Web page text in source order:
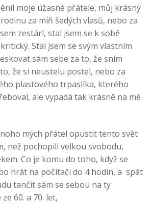
moje úžasné přátele, můj krásný
za míň šedých vlasů, nebo za
zestárl, stal jsem se k sobě
Stal jsem se svým vlastním
sám sebe za to, že sním
že si neustelu postel, nebo za
plastového trpaslíka, kterého
ale vypadá tak krásně na mé
mých přátel opustit tento svět
než pochopili velkou svobodu,
Co je komu do toho, když se
hrát na počítači do 4 hodin, a spát
tančit sám se sebou na ty
60. a 70. let,